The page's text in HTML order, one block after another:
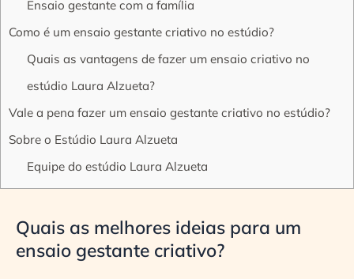
Ensaio gestante com a família
Como é um ensaio gestante criativo no estúdio?
Quais as vantagens de fazer um ensaio criativo no
estúdio Laura Alzueta?
Vale a pena fazer um ensaio gestante criativo no estúdio?
Sobre o Estúdio Laura Alzueta
Equipe do estúdio Laura Alzueta
Quais as melhores ideias para um
ensaio gestante criativo?